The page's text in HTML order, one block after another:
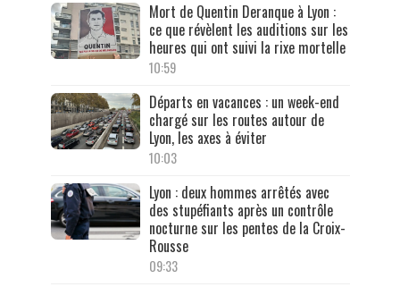
Mort de Quentin Deranque à Lyon :
ce que révèlent les auditions sur les
heures qui ont suivi la rixe mortelle
10:59
Départs en vacances : un week-end
chargé sur les routes autour de
Lyon, les axes à éviter
10:03
Lyon : deux hommes arrêtés avec
des stupéfiants après un contrôle
nocturne sur les pentes de la Croix-
Rousse
09:33